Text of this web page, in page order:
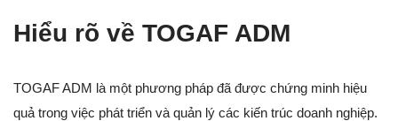
Hiểu rõ về TOGAF ADM
TOGAF ADM là một phương pháp đã được chứng minh hiệu
quả trong việc phát triển và quản lý các kiến trúc doanh nghiệp.